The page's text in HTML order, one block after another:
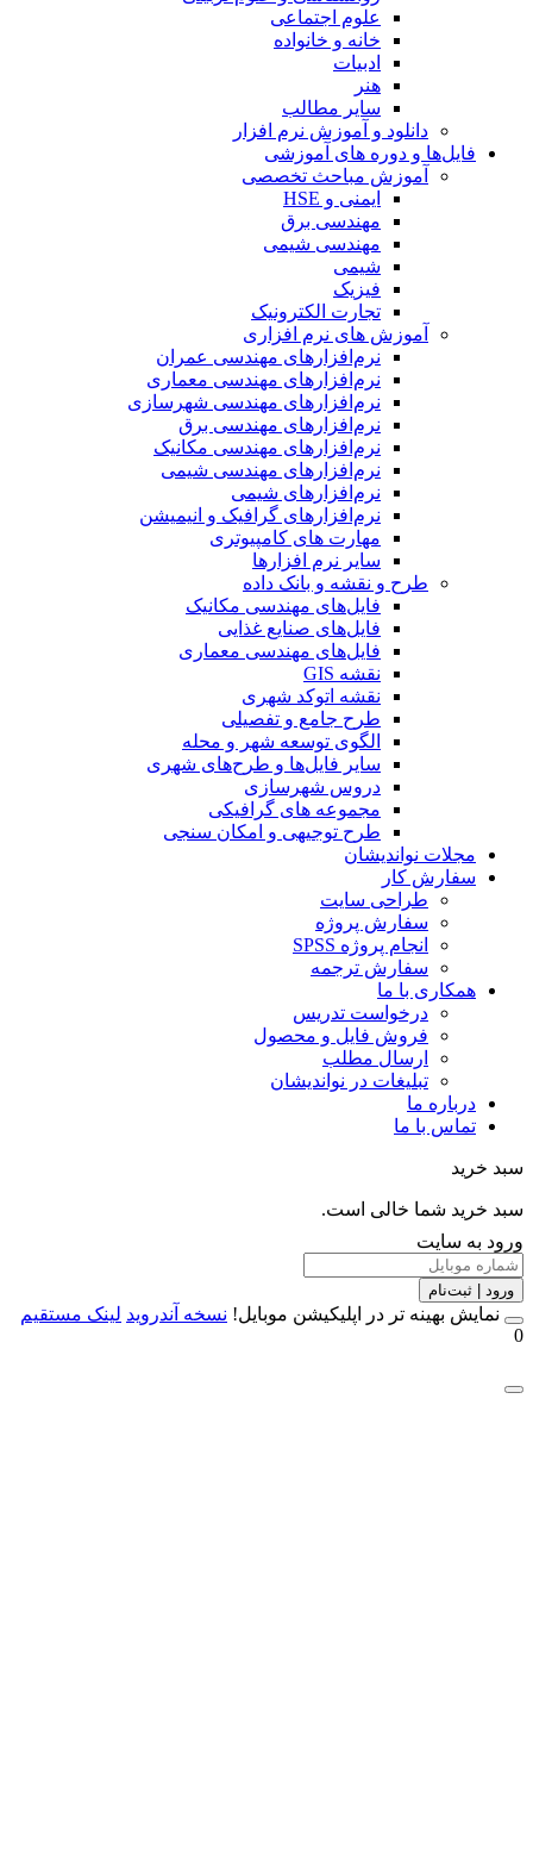
علوم اجتماعی
خانه و خانواده
ادبیات
هنر
سایر مطالب
دانلود و آموزش نرم افزار
فایل‌ها و دوره های آموزشی
آموزش مباحث تخصصی
ایمنی و HSE
مهندسی برق
مهندسی شیمی
شیمی
فیزیک
تجارت الکترونیک
آموزش های نرم افزاری
نرم‌افزارهای مهندسی عمران
نرم‌افزارهای مهندسی معماری
نرم‌افزارهای مهندسی شهرسازی
نرم‌افزارهای مهندسی برق
نرم‌افزارهای مهندسی مکانیک
نرم‌افزارهای مهندسی شیمی
نرم‌افزارهای شیمی
نرم‌افزارهای گرافیک و انیمیشن
مهارت های کامپیوتری
سایر نرم افزارها
طرح و نقشه و بانک داده
فایل‌های مهندسی مکانیک
فایل‌های صنایع غذایی
فایل‌های مهندسی معماری
نقشه GIS
نقشه اتوکد شهری
طرح جامع و تفصیلی
الگوی توسعه شهر و محله
سایر فایل‌ها و طرح‌های شهری
دروس شهرسازی
مجموعه های گرافیکی
طرح توجیهی و امکان سنجی
مجلات نواندیشان
سفارش کار
طراحی سایت
سفارش پروژه
انجام پروژه SPSS
سفارش ترجمه
همکاری با ما
درخواست تدریس
فروش فایل و محصول
ارسال مطلب
تبلیغات در نواندیشان
درباره ما
تماس با ما
خرید شما خالی است.
به سایت
| ثبت‌نام
بهینه تر در اپلیکیشن موبایل!نسخه آندروید لینک مستقیم